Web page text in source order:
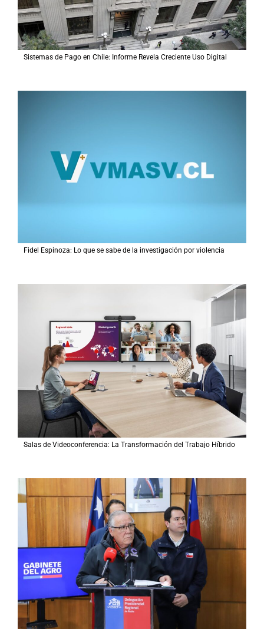
Sistemas de Pago en Chile: Informe Revela Creciente Uso Digital
Fidel Espinoza: Lo que se sabe de la investigación por violencia
Salas de Videoconferencia: La Transformación del Trabajo Híbrido